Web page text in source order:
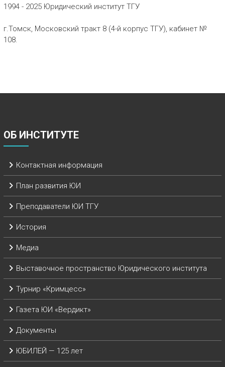
1994 - 2025 Юридический институт ТГУ
г.Томск, Московский тракт 8 (4-й корпус ТГУ), кабинет №
108.
ОБ ИНСТИТУТЕ
Контактная информация
План развития ЮИ
Преподаватели ЮИ ТГУ
История
Медиа
Выставочное пространство Юридического института
Турнир «Кримцесс»
Газета ЮИ «Вердикт»
Документы
ЮБИЛЕЙ — 125 лет